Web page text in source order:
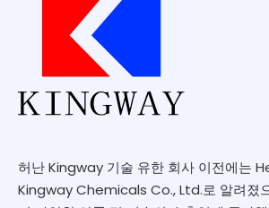
허난 Kingway 기술 유한 회사 이전에는
Kingway Chemicals Co., Ltd.로 알려졌